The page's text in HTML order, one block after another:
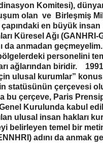
Komitesi),
olan ve
Birleşmiş
en büyük insan
Küresel Ağı (GANHRI -
da anmadan
personelini
ağlarından biridir.
ulusal kurumlar”
statüsünün çerçevesi
bu çerçeve, Paris
Genel Kurulunda kabul
ulusal insan hakları
belirleyen temel bir
adını da anmak